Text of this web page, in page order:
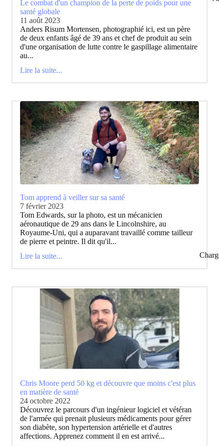
Le combat d'un champion de la perte de poids pour une
santé globale
11 août 2023
Anders Risum Mortensen, photographié ici, est un père
de deux enfants âgé de 39 ans et chef de produit au sein
d'une organisation de lutte contre le gaspillage alimentaire
au...
Lire la suite...
Tom apprend à veiller sur sa santé
7 février 2023
Tom Edwards, sur la photo, est un mécanicien
aéronautique de 29 ans dans le Lincolnshire, au
Royaume-Uni, qui a auparavant travaillé comme tailleur
de pierre et peintre. Il dit qu'il...
Lire la suite...
Chris Moore perd 50 kg et découvre que moins c'est plus
en matière de santé
24 octobre 2022
Découvrez le parcours d'un ingénieur logiciel et vétéran
de l'armée qui prenait plusieurs médicaments pour gérer
son diabète, son hypertension artérielle et d'autres
affections. Apprenez comment il en est arrivé...